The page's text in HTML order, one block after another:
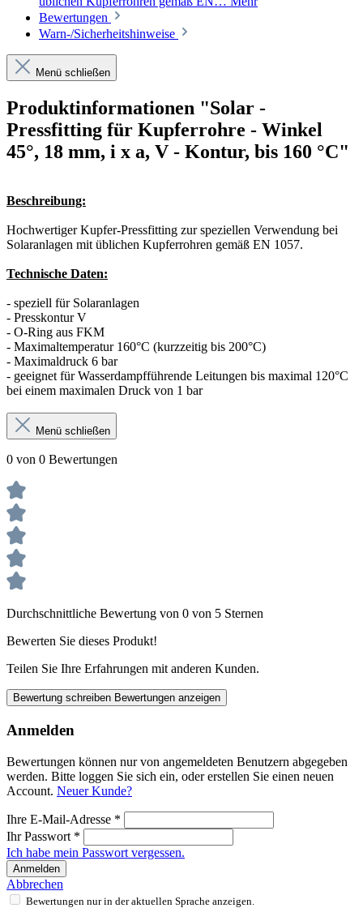
Bewertungen
Warn-/Sicherheitshinweise
Menü schließen
Produktinformationen "Solar -
Pressfitting für Kupferrohre - Winkel
45°, 18 mm, i x a, V - Kontur, bis 160 °C"
Beschreibung:
Hochwertiger Kupfer-Pressfitting zur speziellen Verwendung bei
Solaranlagen mit üblichen Kupferrohren gemäß EN 1057.
Technische Daten:
- speziell für Solaranlagen
- Presskontur V
- O-Ring aus FKM
- Maximaltemperatur 160°C (kurzzeitig bis 200°C)
- Maximaldruck 6 bar
- geeignet für Wasserdampfführende Leitungen bis maximal 120°C
bei einem maximalen Druck von 1 bar
Menü schließen
0 von 0 Bewertungen
Durchschnittliche Bewertung von 0 von 5 Sternen
Bewerten Sie dieses Produkt!
Teilen Sie Ihre Erfahrungen mit anderen Kunden.
Bewertung schreiben Bewertungen anzeigen
Anmelden
Bewertungen können nur von angemeldeten Benutzern abgegeben
werden. Bitte loggen Sie sich ein, oder erstellen Sie einen neuen
Account. Neuer Kunde?
Ihre E-Mail-Adresse *
Ihr Passwort *
Ich habe mein Passwort vergessen.
Anmelden
Abbrechen
Bewertungen nur in der aktuellen Sprache anzeigen.